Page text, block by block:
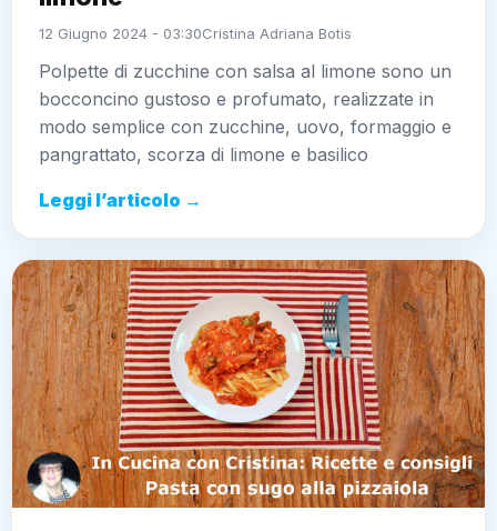
12 Giugno 2024 - 03:30Cristina Adriana Botis
Polpette di zucchine con salsa al limone sono un
bocconcino gustoso e profumato, realizzate in
modo semplice con zucchine, uovo, formaggio e
pangrattato, scorza di limone e basilico
Leggi l’articolo →